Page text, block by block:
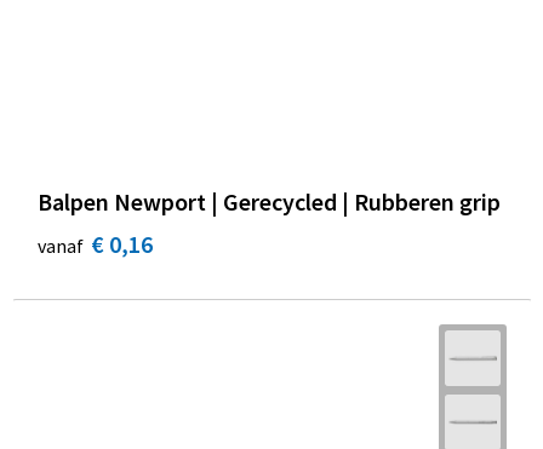
Balpen Newport | Gerecycled | Rubberen grip
vanaf € 0,16